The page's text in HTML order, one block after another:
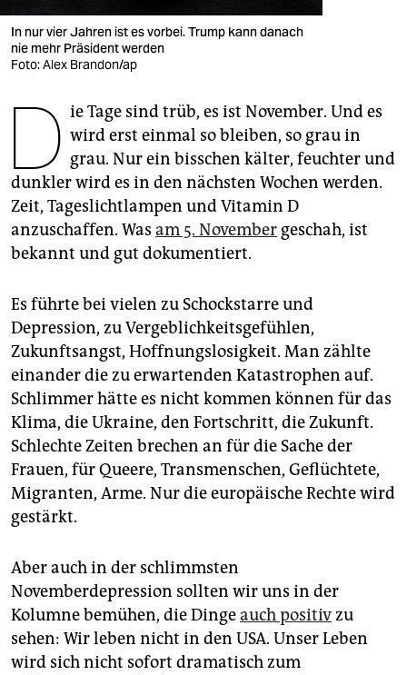
abo
genossenschaft
epaper login
In nur vier Jahren ist es vorbei. Trump kann danach
nie mehr Präsident werden
Foto: Alex Brandon/ap
D ie Tage sind trüb, es ist November. Und es
wird erst einmal so bleiben, so grau in
grau. Nur ein bisschen kälter, feuchter und
dunkler wird es in den nächsten Wochen werden.
Zeit, Tageslichtlampen und Vitamin D
anzuschaffen. Was am 5. November geschah, ist
bekannt und gut dokumentiert.
Es führte bei vielen zu Schockstarre und
Depression, zu Vergeblichkeitsgefühlen,
Zukunftsangst, Hoffnungslosigkeit. Man zählte
einander die zu erwartenden Katastrophen auf.
Schlimmer hätte es nicht kommen können für das
Klima, die Ukraine, den Fortschritt, die Zukunft.
Schlechte Zeiten brechen an für die Sache der
Frauen, für Queere, Transmenschen, Geflüchtete,
Migranten, Arme. Nur die europäische Rechte wird
gestärkt.
Aber auch in der schlimmsten
Novemberdepression sollten wir uns in der
Kolumne bemühen, die Dingeauch positivzu
sehen: Wir leben nicht in den USA. Unser Leben
wird sich nicht sofort dramatisch zum